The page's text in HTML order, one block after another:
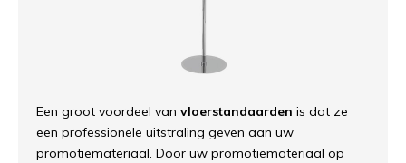
Een groot voordeel van vloerstandaarden is dat ze
een professionele uitstraling geven aan uw
promotiemateriaal. Door uw promotiemateriaal op